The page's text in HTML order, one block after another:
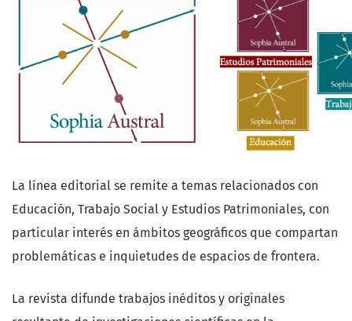
La línea editorial se remite a temas relacionados con
Educación, Trabajo Social y Estudios Patrimoniales, con
particular interés en ámbitos geográficos que compartan
problemáticas e inquietudes de espacios de frontera.
La revista difunde trabajos inéditos y originales